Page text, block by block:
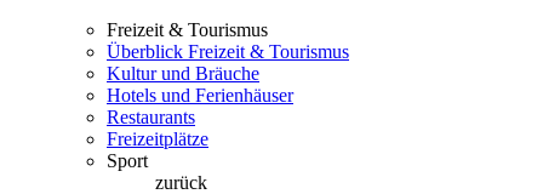
Freizeit & Tourismus
Überblick Freizeit & Tourismus
Kultur und Bräuche
Hotels und Ferienhäuser
Restaurants
Freizeitplätze
Sport
zurück